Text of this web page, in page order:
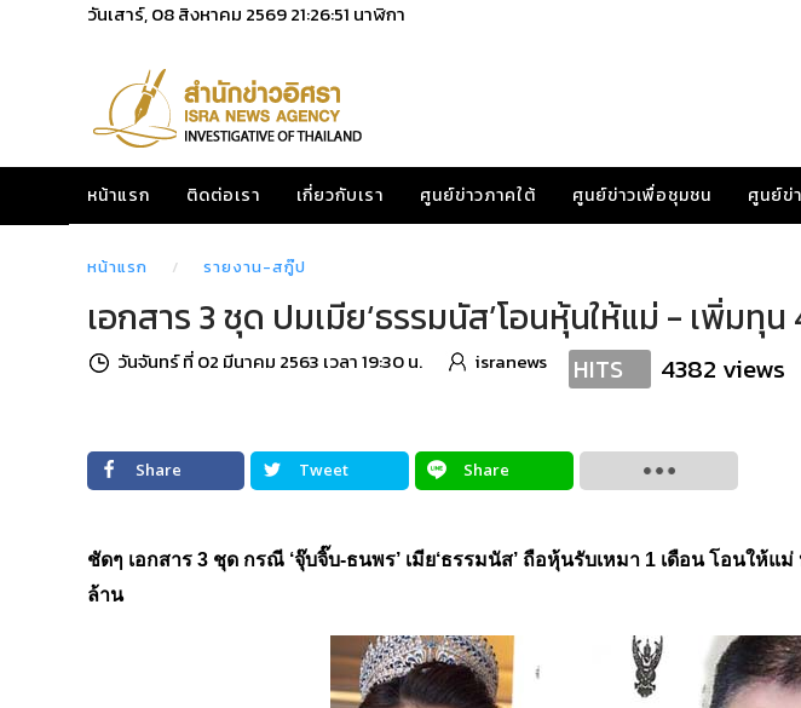
วันเสาร์, 08 สิงหาคม 256921:26:53นาฬิกา
หน้าแรก ติดต่อเรา เกี่ยวกับเรา ศูนย์ข่าวภาคใต้ ศูนย์ข่าวเพื่อชุมชน ศูนย์ข่
หน้าแรก รายงาน-สกู๊ป
เอกสาร 3 ชุด ปมเมีย‘ธรรมนัส’โอนหุ้นให้แม่ - เพิ่มทุน
วันจันทร์ ที่ 02 มีนาคม 2563 เวลา 19:30 น. isranews HITS 4382 views
Share Tweet Share
ชัดๆ เอกสาร 3 ชุด กรณี ‘จุ๊บจิ๊บ-ธนพร’ เมีย‘ธรรมนัส’ ถือหุ้นรับเหมา 1 เดือน โอนให้แ
ล้าน